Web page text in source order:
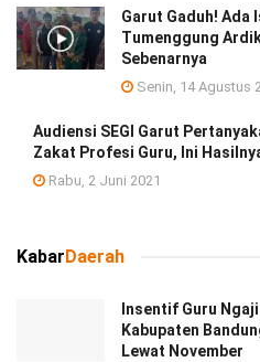
Garut Gaduh! Ada
Tumenggung
Sebenarnya
Senin, 14 Agustus
Audiensi SEGI Garut
Zakat Profesi Guru, Ini
Rabu, 2 Juni 2021
Kabar Daerah
Insentif Guru
Kabupaten
Lewat November